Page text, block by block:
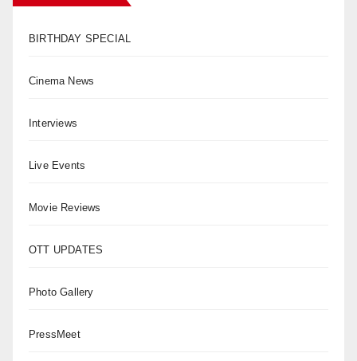
BIRTHDAY SPECIAL
Cinema News
Interviews
Live Events
Movie Reviews
OTT UPDATES
Photo Gallery
PressMeet